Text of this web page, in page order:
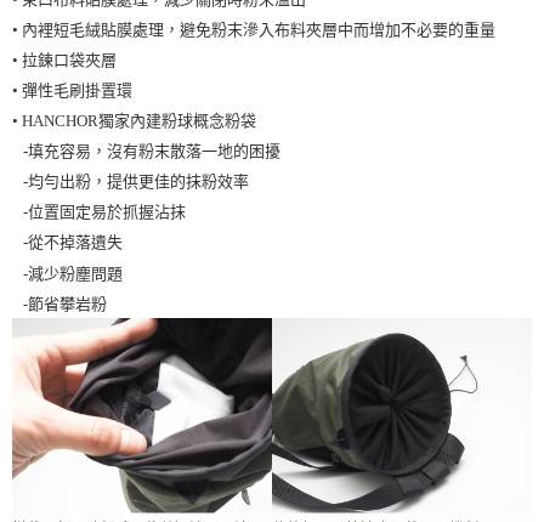
• 內裡短毛絨貼膜處理，避免粉末滲入布料夾層中而增加不必要的重量
• 拉鍊口袋夾層
• 彈性毛刷掛置環
• HANCHOR獨家內建粉球概念粉袋
-填充容易，沒有粉末散落一地的困擾
-均勻出粉，提供更佳的抹粉效率
-位置固定易於抓握沾抹
-從不掉落遺失
-減少粉塵問題
-節省攀岩粉